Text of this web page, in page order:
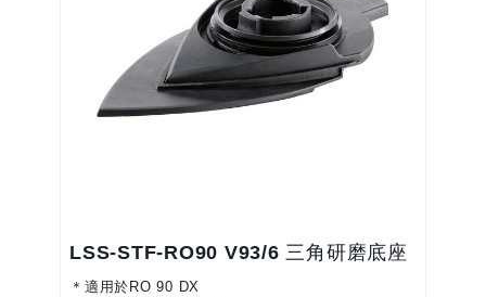
LSS-STF-RO90 V93/6 三角研磨底座
＊適用於RO 90 DX